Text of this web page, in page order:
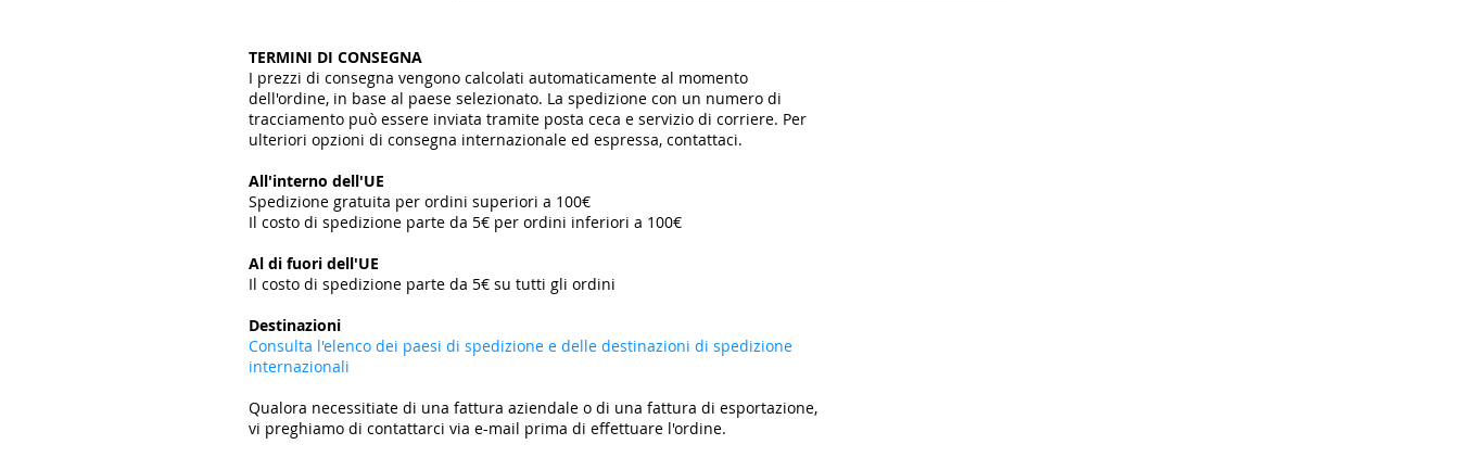
TERMINI DI CONSEGNA
I prezzi di consegna vengono calcolati automaticamente al momento
dell'ordine, in base al paese selezionato. La spedizione con un numero di
tracciamento può essere inviata tramite posta ceca e servizio di corriere. Per
ulteriori opzioni di consegna internazionale ed espressa, contattaci.
All'interno dell'UE
Spedizione gratuita per ordini superiori a 100€
Il costo di spedizione parte da 5€ per ordini inferiori a 100€
Al di fuori dell'UE
Il costo di spedizione parte da 5€ su tutti gli ordini
Destinazioni
Consulta l'elenco dei paesi di spedizione e delle destinazioni di spedizione
internazionali
Qualora necessitiate di una fattura aziendale o di una fattura di esportazione,
vi preghiamo di contattarci via e-mail prima di effettuare l'ordine.